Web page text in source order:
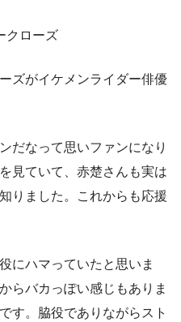
クローズ
ズがイケメンライダー俳優
だなって思いファンになり
見ていて、赤楚さんも実は
りました。これからも応援
にハマっていたと思いま
らバカっぽい感じもありま
す。脇役でありながらスト